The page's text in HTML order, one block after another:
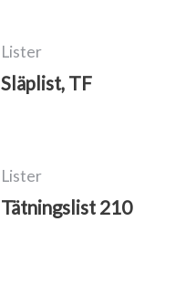
Lister
Släplist, TF
Lister
Tätningslist 210